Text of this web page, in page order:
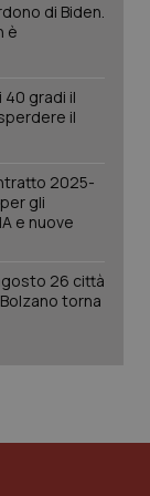
di Biden.
è
40 gradi il
il
2025-
gli
e nuove
26 città
torna